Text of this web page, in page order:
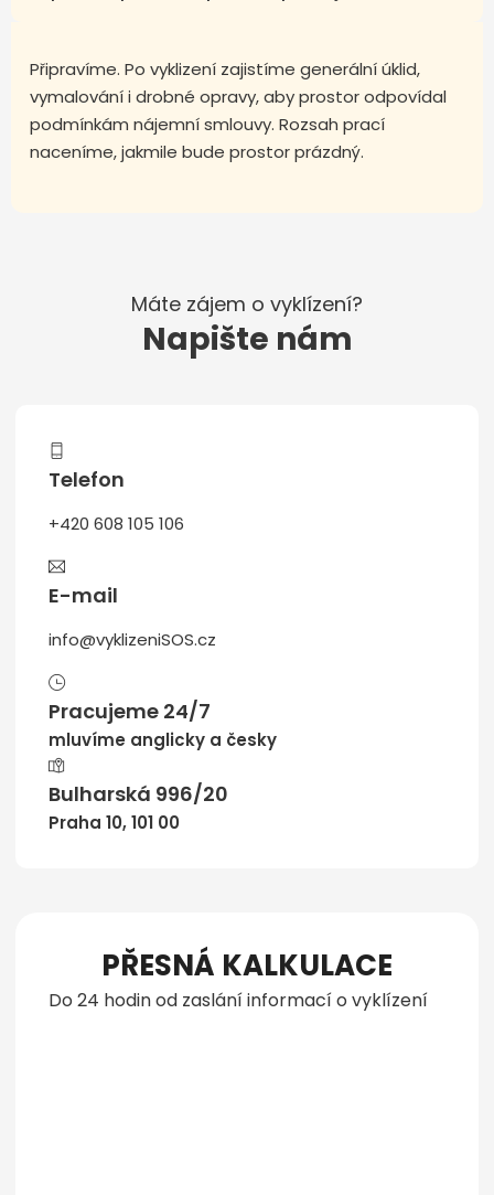
Připravíme. Po vyklizení zajistíme generální úklid,
vymalování i drobné opravy, aby prostor odpovídal
podmínkám nájemní smlouvy. Rozsah prací
naceníme, jakmile bude prostor prázdný.
Máte zájem o vyklízení?
Napište nám
Telefon
+420 608 105 106
E-mail
info@vyklizeniSOS.cz
Pracujeme 24/7
mluvíme anglicky a česky
Bulharská 996/20
Praha 10, 101 00
PŘESNÁ KALKULACE
Do 24 hodin od zaslání informací o vyklízení